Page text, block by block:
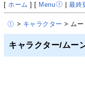
[ ホーム ] [ Menu |最終
> キャラクター > ムー
キャラクター/ムー